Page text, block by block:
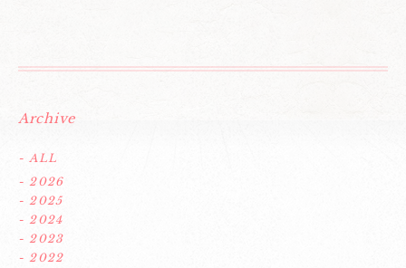
Archive
- ALL
- 2026
- 2025
- 2024
- 2023
- 2022